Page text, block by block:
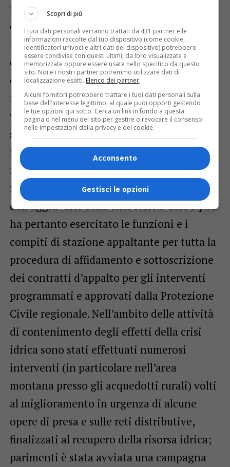
regioni del nord Italia è stata emanata una
ordinanza del Capo Dipartimento
nazionale della Protezione civile che ha
dichiarato l’emergenza per la situazione di
deficit idrico. L’ordinanza nazionale ha
nominato un Commissario delegato e ha
visto l’individuazione di Cafc S.p.A. quale
soggetto attuatore con la delega delle
funzioni di stazione appaltante per la
realizzazione degli interventi urgenti per
fronteggiare le conseguenze derivanti
dall’aggravarsi della crisi idrica. Cafc S.p.A.
ha pertanto esercitato le funzioni e i
compiti di stazione appaltante per tutta la
procedura di affidamento e sottoscrizione
dei contratti d’appalto per gli interventi
programmati e approvati dalla Protezione
Civile regionale. Nell’ambito delle attività
di contenimento degli effetti della crisi
idrica sono stati effettuati numerosi
interventi (in particolare nell’area
montana presso gli acquedotti rurali) volti
al miglioramento in urgenza di alcune
opere di presa e sulle reti distributive,
finalizzati al recupero della risorsa idrica;
parimenti è stata avviata una campagna
Scopri di più
I tuoi dati personali verranno trattati da 431 partner e le
informazioni raccolte dal tuo dispositivo (come cookie,
identificatori univoci e altri dati del dispositivo) potrebbero
essere condivise con questi ultimi, da loro visualizzate e
memorizzate oppure essere usate nello specifico da questo
sito. Noi e i nostri partner potremmo utilizzare dati di
localizzazione esatti. Elenco dei partner.
Alcuni fornitori potrebbero trattare i tuoi dati personali sulla
base dell'interesse legittimo, al quale puoi opporti gestendo
le tue opzioni qui sotto. Cerca un link in fondo a questa
pagina o nel menu del sito per gestire o revocare il consenso
nelle impostazioni della privacy e dei cookie.
Acconsento
Gestisci le opzioni